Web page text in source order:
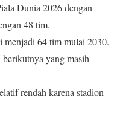
Dunia 2026 dengan
48 tim.
menjadi 64 tim mulai 2030.
yang masih
rendah karena stadion